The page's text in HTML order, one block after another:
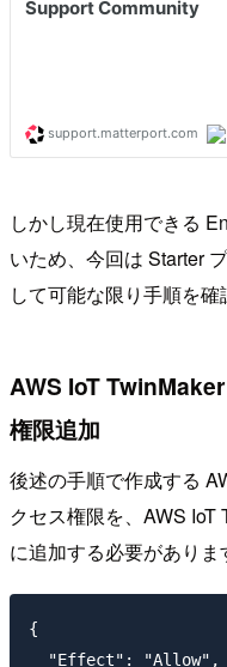
しかし現在使用できる
いため、今回は Starter
して可能な限り手順を確
AWS IoT
権限追加
後述の手順で作成する
クセス権限を、AWS
に追加する必要がありま
{
  "Effect": "Allow",